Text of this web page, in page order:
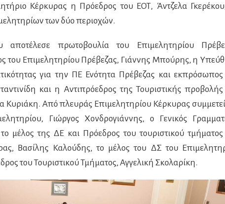
Κέρκυρας η Πρόεδρος του ΕΟΤ, Άντζελα
των δύο περιοχών.
πρωτοβουλία του Επιμελητηρίου
του Επιμελητηρίου Πρέβεζας, Γιάννης Μπούρης, η
για την ΠΕ Ενότητα Πρέβεζας και εκπρόσωπος
και η Αντιπρόεδρος της Τουριστικής προβολής
Κυριάκη. Από πλευράς Επιμελητηρίου Κέρκυρας
Γιώργος Χονδρογιάννης, ο Γενικός
μέλος της ΔΕ και Πρόεδρος του τουριστικού τμήματος
Βασίλης Καλούδης, το μέλος του ΔΣ του
του Τουριστικού Τμήματος, Αγγελική Σκολαρίκη.